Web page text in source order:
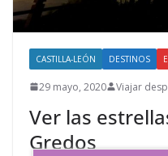
CASTILLA-LEÓN DESTINOS
29 mayo, 2020 Viajar
Ver las
Gredos